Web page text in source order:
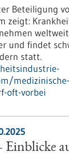
Beteiligung
zeigt:
und findet
statt.
oft-vorbei